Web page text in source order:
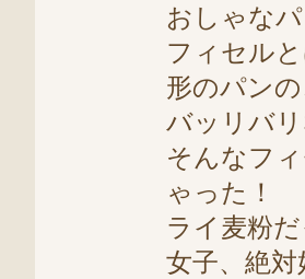
おしゃな
フィセル
形のパンの
バッリバ
そんなフ
ゃった！
ライ麦粉
女子、絶